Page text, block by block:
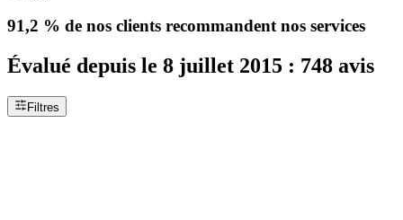
91,2 % de nos clients recommandent nos services
Évalué depuis le 8 juillet 2015 : 748 avis
Filtres